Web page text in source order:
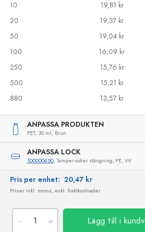
10
19,81 kr
20
19,37 kr
50
19,04 kr
100
16,09 kr
250
15,76 kr
500
15,21 kr
880
13,57 kr
ANPASSA PRODUKTEN
PET, 30 ml, Brun
ANPASSA LOCK
100000650, Tamper-säker stängning, PE, Vit
Pris per enhet: 20,47 kr
Priser inkl. moms, exkl. fraktkostnader
Lägg till i